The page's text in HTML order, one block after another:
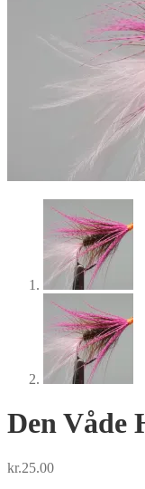
Den Våde
kr.25.00